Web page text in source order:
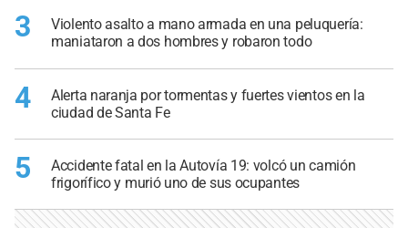
3
Violento asalto a mano armada en una peluquería:
maniataron a dos hombres y robaron todo
4
Alerta naranja por tormentas y fuertes vientos en la
ciudad de Santa Fe
5
Accidente fatal en la Autovía 19: volcó un camión
frigorífico y murió uno de sus ocupantes